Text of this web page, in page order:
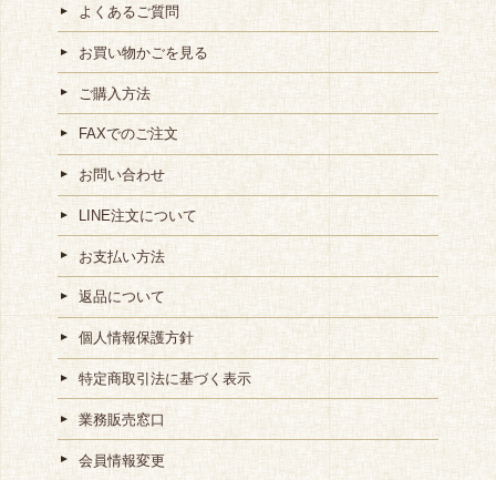
よくあるご質問
お買い物かごを見る
ご購入方法
FAXでのご注文
お問い合わせ
LINE注文について
お支払い方法
返品について
個人情報保護方針
特定商取引法に基づく表示
業務販売窓口
会員情報変更